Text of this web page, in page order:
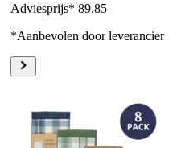
Adviesprijs* 89.85
*Aanbevolen door leverancier